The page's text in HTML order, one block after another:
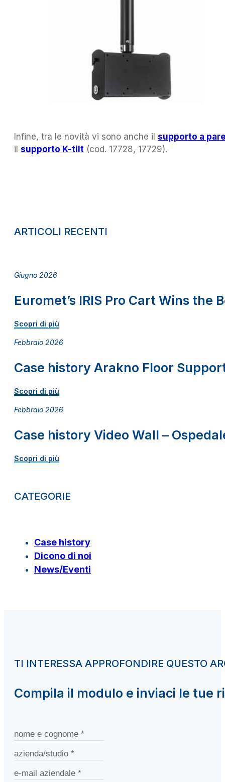
Infine, tra le novità vi sono anche il supporto a
il supporto K-tilt (cod. 17728, 17729).
ARTICOLI RECENTI
Giugno 2026
Euromet’s IRIS Pro Cart Wins
Scopri di più
Febbraio 2026
Case history Arakno Floor
Scopri di più
Febbraio 2026
Case history Video Wall –
Scopri di più
CATEGORIE
Case history
Dicono di noi
News/Eventi
TI INTERESSA APPROFONDIRE QUESTO
Compila il modulo e inviaci le tue